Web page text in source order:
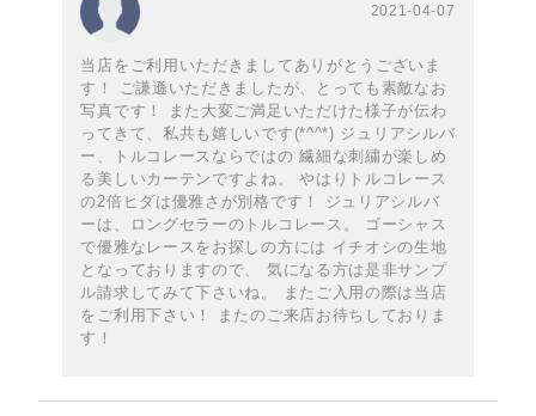
2021-04-07
当店をご利用いただきましてありがとうございま
す！ ご謙遜いただきましたが、とっても素敵なお
写真です！ また大変ご満足いただけた様子が伝わ
ってきて、私共も嬉しいです(*^^*) ジュリアシルバ
ー、トルコレースならではの 繊細な刺繍が楽しめ
る美しいカーテンですよね。 やはりトルコレース
の2倍ヒダは優雅さが別格です！ ジュリアシルバ
ーは、ロングセラーのトルコレース。 ゴーシャス
で優雅なレースをお探しの方には イチオシの生地
となっておりますので、 気になる方は是非サンプ
ル請求してみて下さいね。 またご入用の際は当店
をご利用下さい！ またのご来店お待ちしておりま
す！